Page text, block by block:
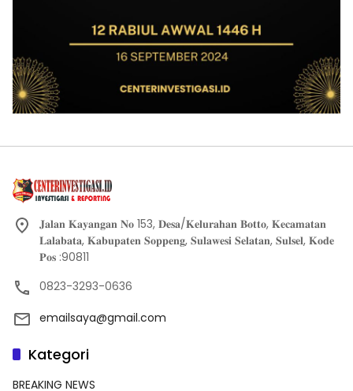
𝐉𝐚𝐥𝐚𝐧 𝐊𝐚𝐲𝐚𝐧𝐠𝐚𝐧 𝐍𝐨 153, 𝐃𝐞𝐬𝐚/𝐊𝐞𝐥𝐮𝐫𝐚𝐡𝐚𝐧 𝐁𝐨𝐭𝐭𝐨, 𝐊𝐞𝐜𝐚𝐦𝐚𝐭𝐚𝐧
𝐋𝐚𝐥𝐚𝐛𝐚𝐭𝐚, 𝐊𝐚𝐛𝐮𝐩𝐚𝐭𝐞𝐧 𝐒𝐨𝐩𝐩𝐞𝐧𝐠, 𝐒𝐮𝐥𝐚𝐰𝐞𝐬𝐢 𝐒𝐞𝐥𝐚𝐭𝐚𝐧, 𝐒𝐮𝐥𝐬𝐞𝐥, 𝐊𝐨𝐝𝐞
𝐏𝐨𝐬 :90811
0823-3293-0636
emailsaya@gmail.com
Kategori
BREAKING NEWS